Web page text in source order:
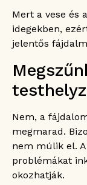
Mert a vese és
idegekben,
jelentős
Nem, a
megmarad.
nem múlik el.
problémákat
okozhatják.